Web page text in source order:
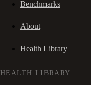
Benchmarks
About
Health Library
HEALTH LIBRARY